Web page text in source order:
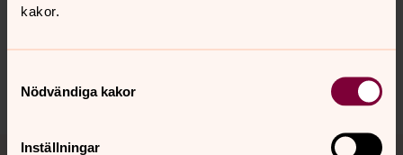
kakor.
Nödvändiga kakor
Inställningar
Dela
Tillbaka till toppen
Tillbaka till innehållet